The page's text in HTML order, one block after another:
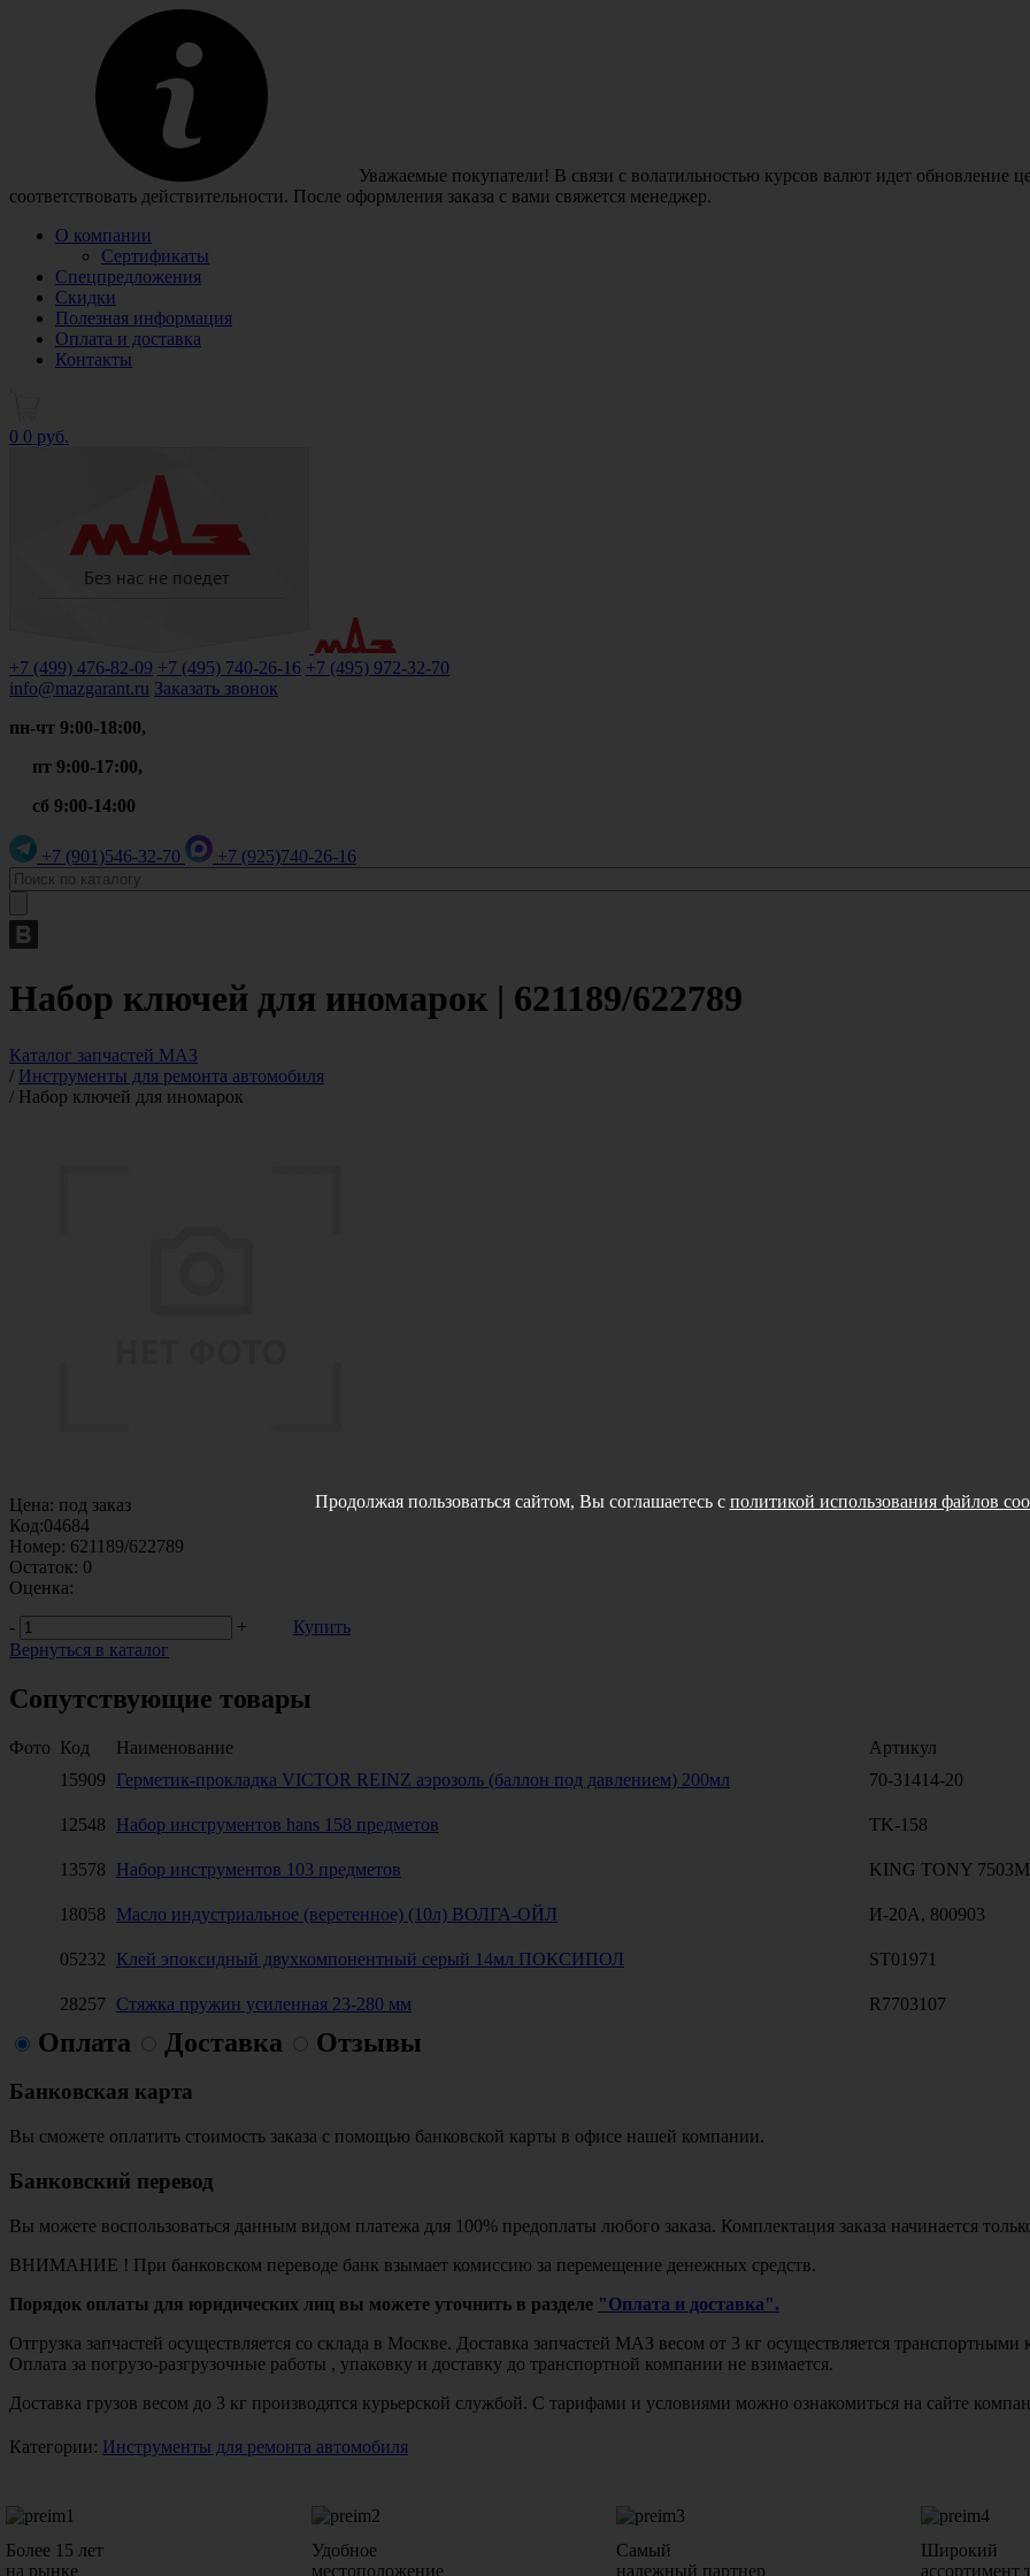
Уважаемые покупатели! В связи с волатильностью курсов валют идет обновление
соответствовать действительности. После оформления заказа с вами свяжется менеджер.
О компании
Сертификаты
Спецпредложения
Скидки
Полезная информация
Оплата и доставка
Контакты
0 0 руб.
+7 (499) 476-82-09 +7 (495) 740-26-16 +7 (495) 972-32-70
info@mazgarant.ru Заказать звонок
пн-чт 9:00-18:00,
пт 9:00-17:00,
сб 9:00-14:00
+7 (901)546-32-70 +7 (925)740-26-16
Набор ключей для иномарок | 621189/622789
Каталог запчастей МАЗ
/ Инструменты для ремонта автомобиля
/ Набор ключей для иномарок
Цена: под заказ
Код:04684
Номер: 621189/622789
Остаток: 0
Оценка:
-
+
Купить
Вернуться в каталог
Сопутствующие товары
Фото Код Наименование Артикул
15909
Герметик-прокладка VICTOR REINZ аэрозоль (баллон под давлением) 200мл 70-31414-20
12548
Набор инструментов hans 158 предметов TK-158
13578
Набор инструментов 103 предметов KING TONY
18058
Масло индустриальное (веретенное) (10л) ВОЛГА-ОЙЛ И-20А, 800903
05232
Клей эпоксидный двухкомпонентный серый 14мл ПОКСИПОЛ ST01971
28257 Стяжка пружин усиленная 23-280 мм R7703107
Оплата Доставка Отзывы
Банковская карта
Вы сможете оплатить стоимость заказа с помощью банковской карты в офисе нашей компании.
Банковский перевод
Вы можете воспользоваться данным видом платежа для 100% предоплаты любого заказа. Комплектация заказа начинается
ВНИМАНИЕ ! При банковском переводе банк взымает комиссию за перемещение денежных средств.
Порядок оплаты для юридических лиц вы можете уточнить в разделе "Оплата и доставка".
Отгрузка запчастей осуществляется со склада в Москве. Доставка запчастей МАЗ весом от 3 кг осуществляется
Оплата за погрузо-разгрузочные работы , упаковку и доставку до транспортной компании не взимается.
Доставка грузов весом до 3 кг производятся курьерской службой. С тарифами и условиями можно ознакомиться на сайте
Категории: Инструменты для ремонта автомобиля
Более 15 лет
на рынке
Удобное
местоположение
Самый
надежный партнер
Широкий
ассортимент
Продолжая пользоваться сайтом, Вы соглашаетесь с политикой использования файлов